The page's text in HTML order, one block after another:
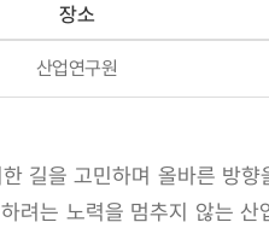
장소
산업연구원
길을 고민하며 올바른 방향
려는 노력을 멈추지 않는 산